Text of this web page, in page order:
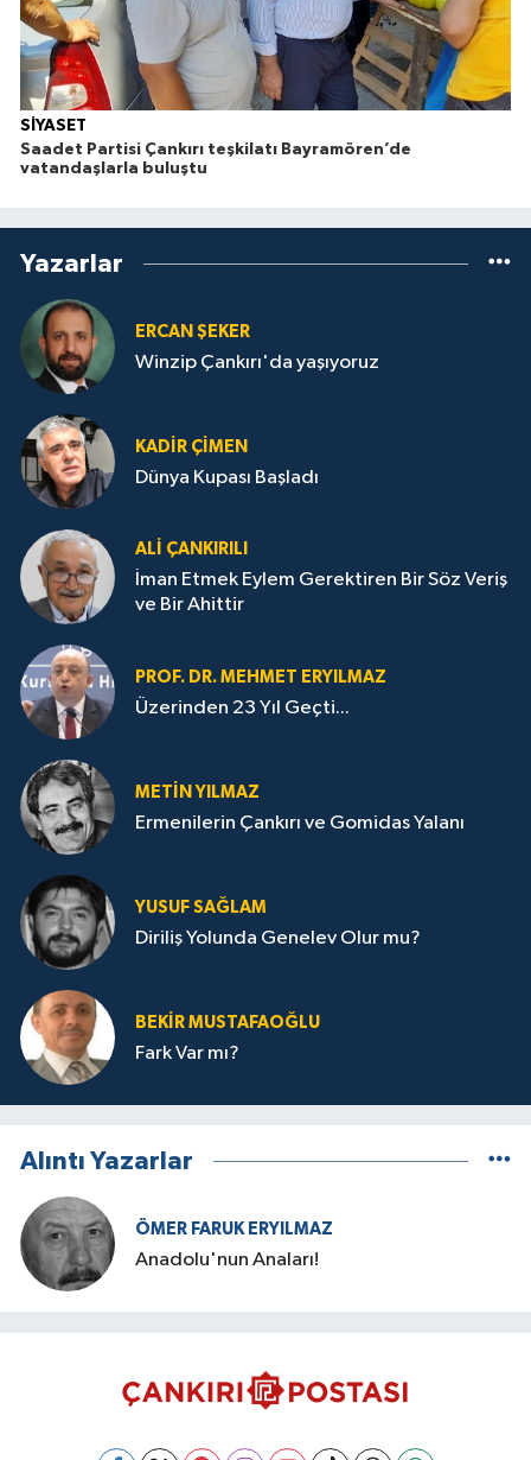
SİYASET
Saadet Partisi Çankırı teşkilatı Bayramören’de
vatandaşlarla buluştu
Yazarlar
ERCAN ŞEKER
Winzip Çankırı'da yaşıyoruz
KADIR ÇIMEN
Dünya Kupası Başladı
ALI ÇANKIRILI
İman Etmek Eylem Gerektiren Bir Söz Veriş
ve Bir Ahittir
PROF. DR. MEHMET ERYILMAZ
Üzerinden 23 Yıl Geçti...
METIN YILMAZ
Ermenilerin Çankırı ve Gomidas Yalanı
YUSUF SAĞLAM
Diriliş Yolunda Genelev Olur mu?
BEKIR MUSTAFAOĞLU
Fark Var mı?
Alıntı Yazarlar
ÖMER FARUK ERYILMAZ
Anadolu'nun Anaları!